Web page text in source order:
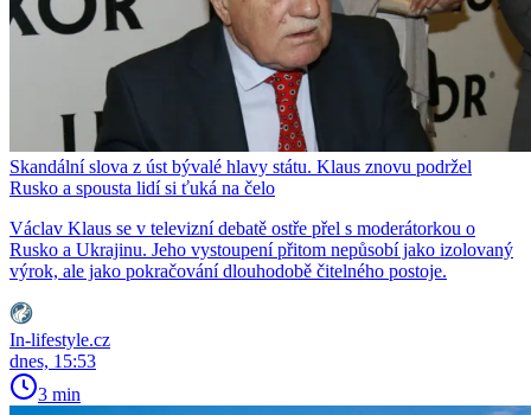
Skandální slova z úst bývalé hlavy státu. Klaus znovu podržel
Rusko a spousta lidí si ťuká na čelo
Václav Klaus se v televizní debatě ostře přel s moderátorkou o
Rusko a Ukrajinu. Jeho vystoupení přitom nepůsobí jako izolovaný
výrok, ale jako pokračování dlouhodobě čitelného postoje.
In-lifestyle.cz
dnes, 15:53
3 min